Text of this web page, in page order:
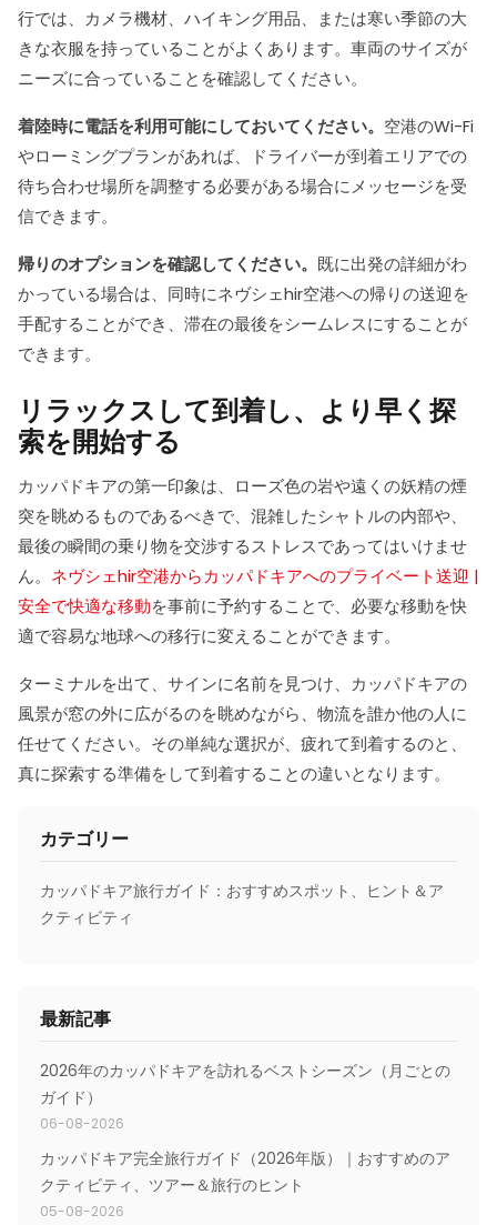
行では、カメラ機材、ハイキング用品、または寒い季節の大
きな衣服を持っていることがよくあります。車両のサイズが
ニーズに合っていることを確認してください。
着陸時に電話を利用可能にしておいてください。 空港のWi-Fi
やローミングプランがあれば、ドライバーが到着エリアでの
待ち合わせ場所を調整する必要がある場合にメッセージを受
信できます。
帰りのオプションを確認してください。 既に出発の詳細がわ
かっている場合は、同時にネヴシェhir空港への帰りの送迎を
手配することができ、滞在の最後をシームレスにすることが
できます。
リラックスして到着し、より早く探
索を開始する
カッパドキアの第一印象は、ローズ色の岩や遠くの妖精の煙
突を眺めるものであるべきで、混雑したシャトルの内部や、
最後の瞬間の乗り物を交渉するストレスであってはいけませ
ん。 ネヴシェhir空港からカッパドキアへのプライベート送迎 |
安全で快適な移動を事前に予約することで、必要な移動を快
適で容易な地球への移行に変えることができます。
ターミナルを出て、サインに名前を見つけ、カッパドキアの
風景が窓の外に広がるのを眺めながら、物流を誰か他の人に
任せてください。その単純な選択が、疲れて到着するのと、
真に探索する準備をして到着することの違いとなります。
カテゴリー
カッパドキア旅行ガイド：おすすめスポット、ヒント＆ア
クティビティ
最新記事
2026年のカッパドキアを訪れるベストシーズン（月ごとの
ガイド）
06-08-2026
カッパドキア完全旅行ガイド（2026年版）｜おすすめのア
クティビティ、ツアー＆旅行のヒント
05-08-2026